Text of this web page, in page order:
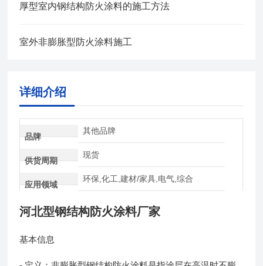
厚型室内钢结构防火涂料的施工方法
室外非膨胀型防火涂料施工
详细介绍
品牌
其他品牌
供货周期
现货
应用领域
环保,化工,建材/家具,电气,综合
河北型钢结构防火涂料厂家
基本信息